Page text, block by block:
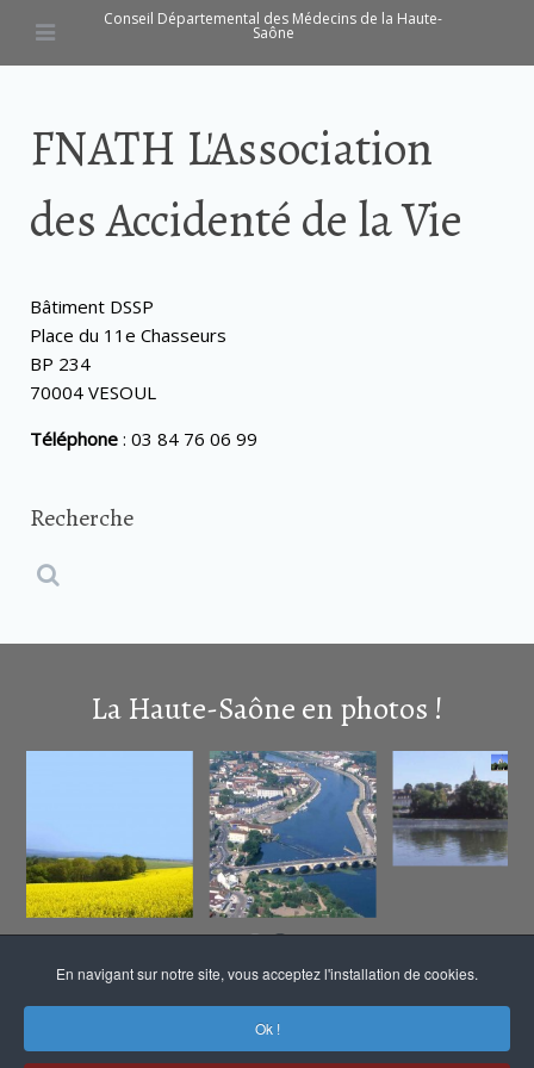
En navigant sur notre site, vous acceptez l'installation de cookies.
Ok !
Conseil Départemental des Médecins de la Haute-
Saône
FNATH L'Association
des Accidenté de la Vie
Bâtiment DSSP
Place du 11e Chasseurs
BP 234
70004 VESOUL
Téléphone : 03 84 76 06 99
Recherche
La Haute-Saône en photos !